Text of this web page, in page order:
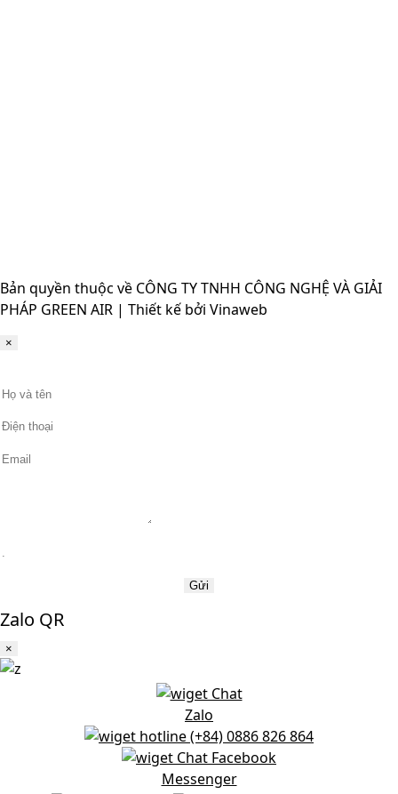
Bản quyền thuộc về CÔNG TY TNHH CÔNG NGHỆ VÀ GIẢI
PHÁP GREEN AIR | Thiết kế bởi Vinaweb
×
Gửi
Zalo QR
×
Zalo
(+84) 0886 826 864
Messenger